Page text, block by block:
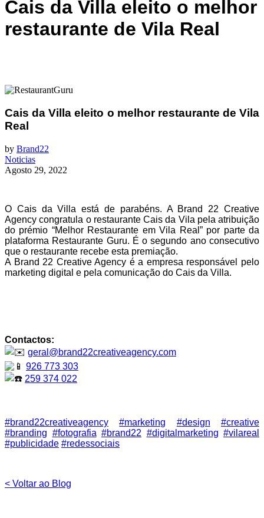
Cais da Villa eleito o melhor
restaurante de Vila Real
Cais da Villa eleito o melhor restaurante de Vila
Real
by Brand22
Noticias
Agosto 29, 2022
O Cais da Villa está de parabéns. A Brand 22 Creative
Agency congratula o restaurante Cais da Vila pela atribuição
do prémio “Melhor Restaurante em Vila Real” por parte da
plataforma Restaurante Guru. É o segundo ano consecutivo
que o restaurante recebe esta premiação.
A Brand 22 Creative Agency é a empresa responsável pelo
marketing digital e pela comunicação do Cais da Villa.
Contactos:
geral@brand22creativeagency.com
926 773 303
259 374 022
#brand22creativeagency #marketing #design
#creative
#branding #fotografia #brand22 #digitalmarketing #vilareal
#publicidade #redessociais
< Voltar ao Blog